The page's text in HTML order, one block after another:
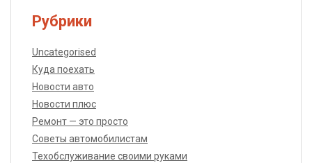
Рубрики
Uncategorised
Куда поехать
Новости авто
Новости плюс
Ремонт — это просто
Советы автомобилистам
Техобслуживание своими руками